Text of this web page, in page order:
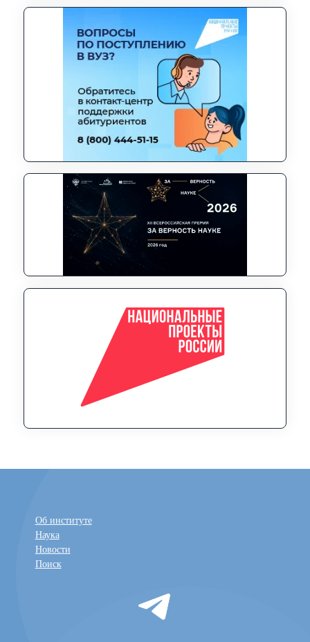
Об институте
Наука
Новости
Поиск